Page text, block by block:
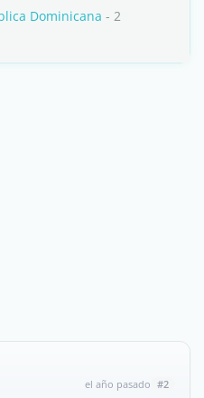
Dominicana - 2
el año pasado #2